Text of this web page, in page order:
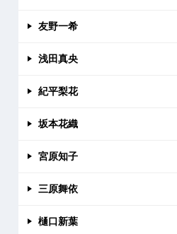
友野一希
浅田真央
紀平梨花
坂本花織
宮原知子
三原舞依
樋口新葉